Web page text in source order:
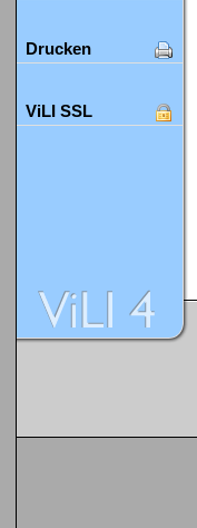
Drucken
ViLI SSL